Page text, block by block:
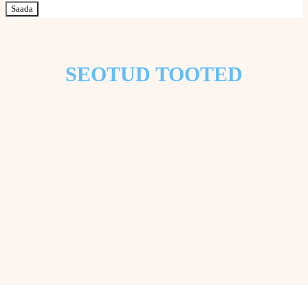
SEOTUD TOOTED